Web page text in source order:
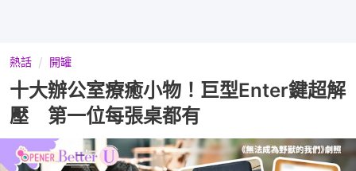
熱話 開罐
十大辦公室療癒小物！巨型Enter鍵超解
壓 第一位每張桌都有